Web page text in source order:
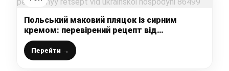
Польський маковий пляцок із сирним
кремом: перевірений рецепт від
української господині
Перейти →